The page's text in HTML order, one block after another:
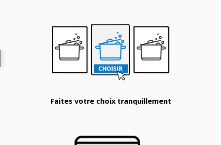
Faites votre choix tranquillement